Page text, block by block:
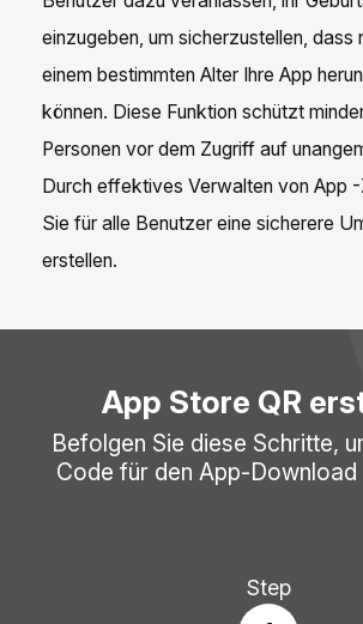
einzugeben, um sicherzustellen, dass
einem bestimmten Alter Ihre App
können. Diese Funktion schützt
Personen vor dem Zugriff auf
Durch effektives Verwalten von App
Sie für alle Benutzer eine sicherere
erstellen.
App Store QR
Befolgen Sie diese Schritte,
Code für den App-Download
Step